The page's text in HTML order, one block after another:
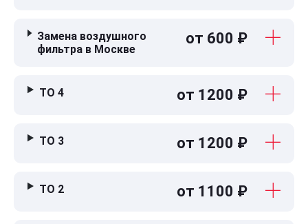
Замена воздушного
фильтра в Москве
от 600 ₽
ТО 4 от 1200 ₽
ТО 3 от 1200 ₽
ТО 2 от 1100 ₽